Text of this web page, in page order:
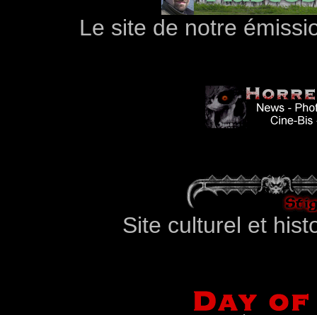
Le site de notre
Site culturel et